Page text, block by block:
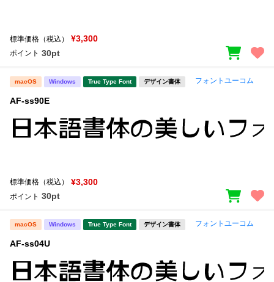
標準価格（税込） ¥3,300
ポイント 30pt
macOS Windows True Type Font デザイン書体 フォントユーコム
AF-ss90E
標準価格（税込） ¥3,300
ポイント 30pt
macOS Windows True Type Font デザイン書体 フォントユーコム
AF-ss04U